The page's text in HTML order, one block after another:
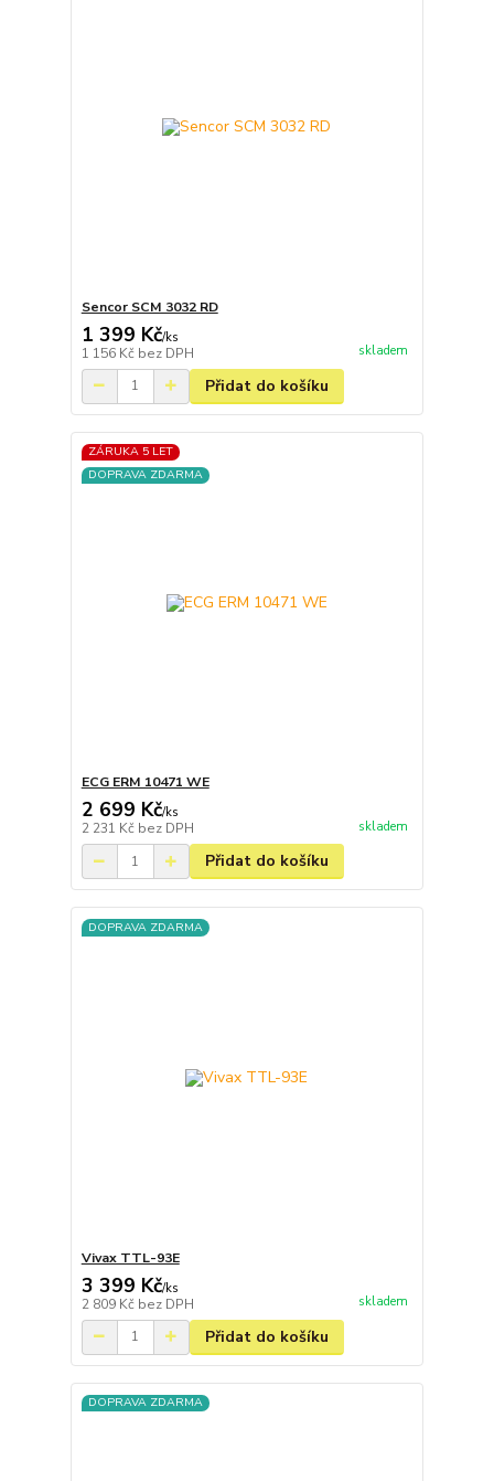
Sencor SCM 3032 RD
1 399 Kč/ks
1 156 Kč bez DPH skladem
Přidat do košíku
ZÁRUKA 5 LET
DOPRAVA ZDARMA
ECG ERM 10471 WE
2 699 Kč/ks
2 231 Kč bez DPH skladem
Přidat do košíku
DOPRAVA ZDARMA
Vivax TTL-93E
3 399 Kč/ks
2 809 Kč bez DPH skladem
Přidat do košíku
DOPRAVA ZDARMA